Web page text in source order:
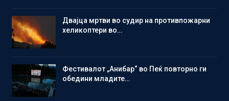
Двајца мртви во судир на противпожарни
хеликоптери во…
Фестивалот „Анибар“ во Пеќ повторно ги
обедини младите…